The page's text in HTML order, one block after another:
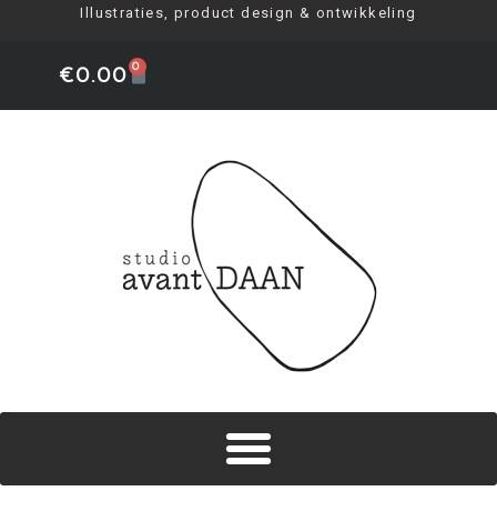
Illustraties, product design & ontwikkeling
€0.00 0